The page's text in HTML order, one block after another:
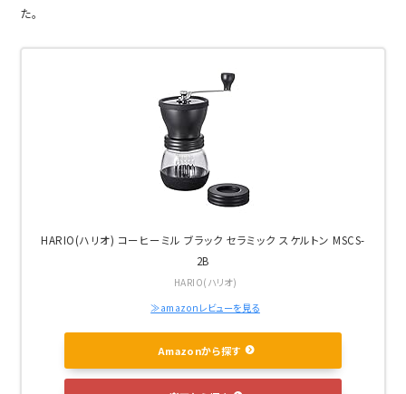
た。
HARIO(ハリオ) コーヒーミル ブラック セラミック スケルトン MSCS-
2B
HARIO(ハリオ)
≫amazonレビューを見る
Amazonから探す